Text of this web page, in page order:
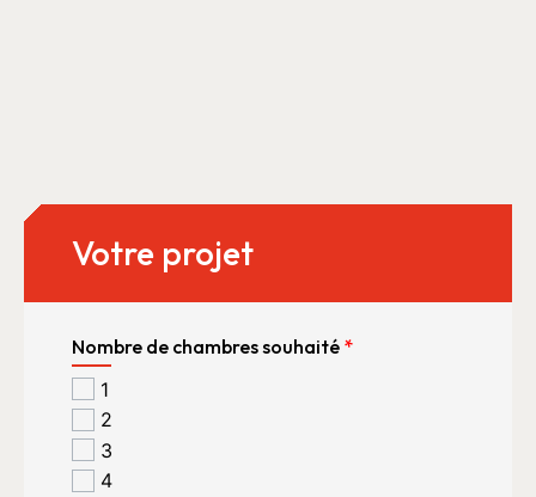
Votre projet
Nombre de chambres souhaité *
1
2
3
4